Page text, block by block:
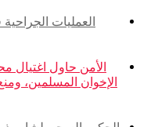
العمليات
الأمن حاول اغتيال
الإخوان المسلمين،